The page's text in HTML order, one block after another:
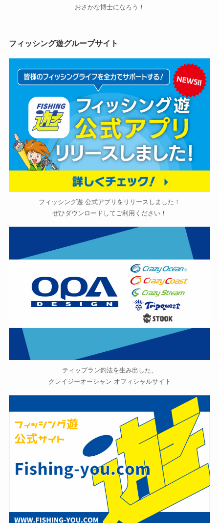
おさかな博士になろう！
フィッシング遊グループサイト
フィッシング遊 公式アプリをリリースしました！
ぜひダウンロードしてご利用ください！
ティップラン釣法を生み出した、
クレイジーオーシャン オフィシャルサイト